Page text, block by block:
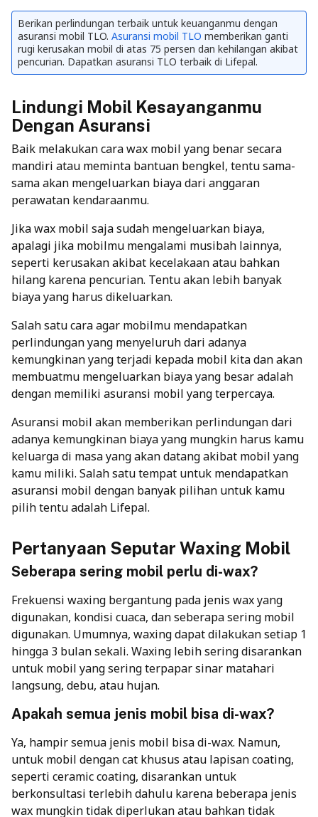
Berikan perlindungan terbaik untuk keuanganmu dengan
asuransi mobil TLO. Asuransi mobil TLO memberikan ganti
rugi kerusakan mobil di atas 75 persen dan kehilangan akibat
pencurian. Dapatkan asuransi TLO terbaik di Lifepal.
Lindungi Mobil Kesayanganmu
Dengan Asuransi
Baik melakukan cara wax mobil yang benar secara
mandiri atau meminta bantuan bengkel, tentu sama-
sama akan mengeluarkan biaya dari anggaran
perawatan kendaraanmu.
Jika wax mobil saja sudah mengeluarkan biaya,
apalagi jika mobilmu mengalami musibah lainnya,
seperti kerusakan akibat kecelakaan atau bahkan
hilang karena pencurian. Tentu akan lebih banyak
biaya yang harus dikeluarkan.
Salah satu cara agar mobilmu mendapatkan
perlindungan yang menyeluruh dari adanya
kemungkinan yang terjadi kepada mobil kita dan akan
membuatmu mengeluarkan biaya yang besar adalah
dengan memiliki asuransi mobil yang terpercaya.
Asuransi mobil akan memberikan perlindungan dari
adanya kemungkinan biaya yang mungkin harus kamu
keluarga di masa yang akan datang akibat mobil yang
kamu miliki. Salah satu tempat untuk mendapatkan
asuransi mobil dengan banyak pilihan untuk kamu
pilih tentu adalah Lifepal.
Pertanyaan Seputar Waxing Mobil
Seberapa sering mobil perlu di-wax?
Frekuensi waxing bergantung pada jenis wax yang
digunakan, kondisi cuaca, dan seberapa sering mobil
digunakan. Umumnya, waxing dapat dilakukan setiap 1
hingga 3 bulan sekali. Waxing lebih sering disarankan
untuk mobil yang sering terpapar sinar matahari
langsung, debu, atau hujan.
Apakah semua jenis mobil bisa di-wax?
Ya, hampir semua jenis mobil bisa di-wax. Namun,
untuk mobil dengan cat khusus atau lapisan coating,
seperti ceramic coating, disarankan untuk
berkonsultasi terlebih dahulu karena beberapa jenis
wax mungkin tidak diperlukan atau bahkan tidak